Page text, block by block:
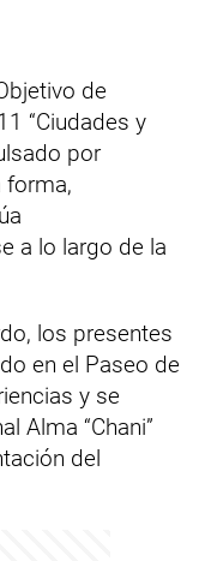
de
“Ciudades y
por
forma,
a lo largo de la
los presentes
en el Paseo de
y se
Alma “Chani”
del